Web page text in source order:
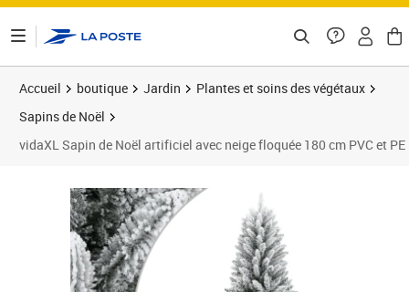
Accueil boutique Jardin
Plantes et soins des végétaux
Sapins de Noël
vidaXL Sapin de Noël artificiel avec neige floquée 180 cm PVC et PE